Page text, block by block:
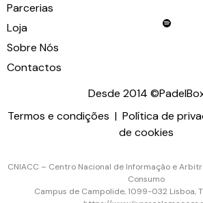
Parcerias
Loja
Sobre Nós
Contactos
Desde 2014
Termos e condições | Política de
de cookies
CNIACC – Centro Nacional de Informação e
Consumo
Campus de Campolide, 1099-032 Lisboa,